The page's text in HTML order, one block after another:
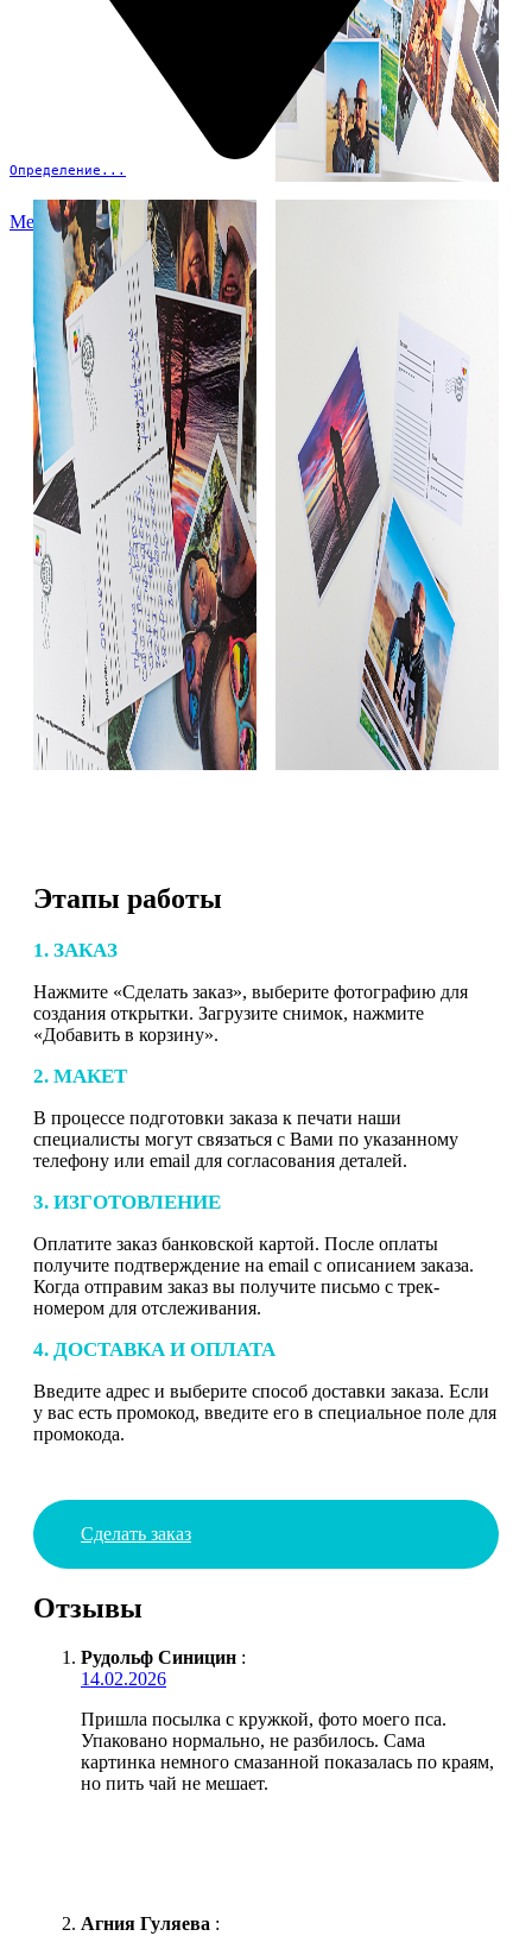
Определение...
Меню
Этапы работы
1. ЗАКАЗ
Нажмите «Сделать заказ», выберите фотографию для
создания открытки. Загрузите снимок, нажмите
«Добавить в корзину».
2. МАКЕТ
В процессе подготовки заказа к печати наши
специалисты могут связаться с Вами по указанному
телефону или email для согласования деталей.
3. ИЗГОТОВЛЕНИЕ
Оплатите заказ банковской картой. После оплаты
получите подтверждение на email с описанием заказа.
Когда отправим заказ вы получите письмо с трек-
номером для отслеживания.
4. ДОСТАВКА И ОПЛАТА
Введите адрес и выберите способ доставки заказа. Если
у вас есть промокод, введите его в специальное поле для
промокода.
Сделать заказ
Отзывы
Рудольф Синицин :
14.02.2026
Пришла посылка с кружкой, фото моего пса.
Упаковано нормально, не разбилось. Сама
картинка немного смазанной показалась по краям,
но пить чай не мешает.
Агния Гуляева :